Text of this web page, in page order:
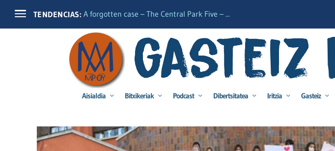
TENDENCIAS: A forgotten case – The Central Park Five – ...
Aisialdia Bitxikeriak Podcast Dibertsitatea Iritzia Gasteiz